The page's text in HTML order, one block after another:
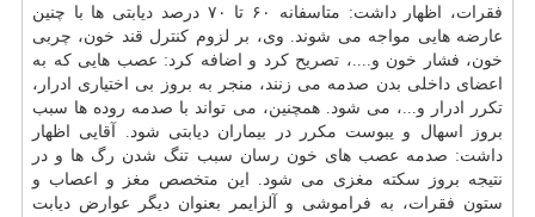
فقرات، اظهار داشت: متاسفانه ۶۰ تا ۷۰ درصد دیابتی ها با چنین
عارضه هایی مواجه می شوند. وی، بر لزوم كنترل قند خون، چربی
خون، فشار خون و....، تصریح كرد و اضافه كرد: عصب هایی كه به
اعضای داخلی بدن صدمه می زنند، منجر به بروز بی اختیاری ادرار،
تكرر ادرار و...، می شود. همچنین، می تواند با صدمه روده ها سبب
بروز اسهال و یبوست مكرر در بیماران دیابتی شود. آقایی اظهار
داشت: صدمه عصب های خون رسان سبب تنگ شدن رگ ها و در
نتیجه بروز سكته مغزی می شود. این متخصص مغز و اعصاب و
ستون فقرات، به فراموشی و آلزایمر بعنوان دیگر عوارض دیابت